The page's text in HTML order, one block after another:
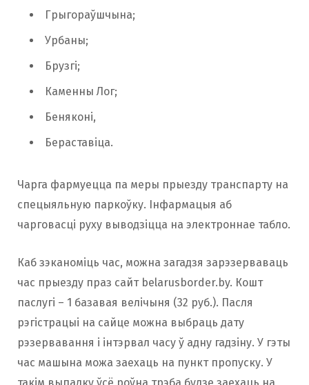
Грыгораўшчына;
Урбаны;
Брузгі;
Каменны Лог;
Беняконі,
Бераставіца.
Чарга фармуецца па меры прыезду транспарту на
спецыяльную паркоўку. Інфармацыя аб
чарговасці руху выводзіцца на электроннае табло.
Каб зэканоміць час, можна загадзя зарэзерваваць
час прыезду праз сайт belarusborder.by. Кошт
паслугі – 1 базавая велічыня (32 руб.). Пасля
рэгістрацыі на сайце можна выбраць дату
рэзервавання і інтэрвал часу ў адну гадзіну. У гэты
час машына можа заехаць на пункт пропуску. У